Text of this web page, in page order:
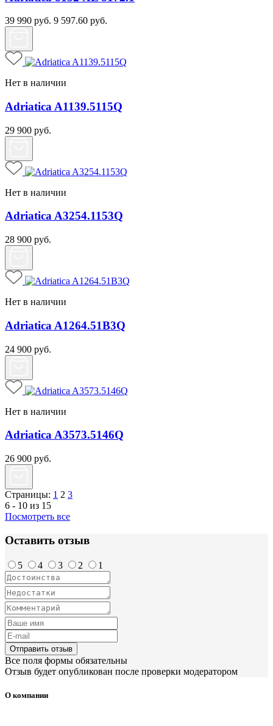
39 990 руб. 9 597.60 руб.
Нет в наличии
Adriatica A1139.5115Q
29 900 руб.
Нет в наличии
Adriatica A3254.1153Q
28 900 руб.
Нет в наличии
Adriatica A1264.51B3Q
24 900 руб.
Нет в наличии
Adriatica A3573.5146Q
26 900 руб.
Страницы: 1 2 3
6 - 10 из 15
Посмотреть все
Оставить отзыв
5 4 3 2 1
Отправить отзыв
Все поля формы обязательны
Отзыв будет опубликован после проверки модератором
О компании